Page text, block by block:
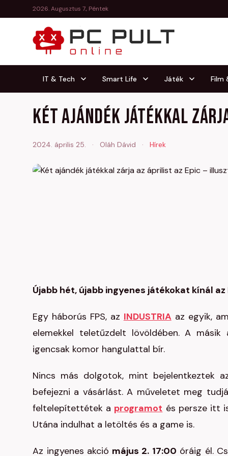
2026. Augusztus 7., Péntek
IT & Tech Smart Life Játék Film
Két ajándék játékkal
2024. április 25. · Oláh Dávid · Hírek
Újabb hét, újabb ingyenes játékokat kínál
Egy háborús FPS, az INDUSTRIAaz egyik,
elemekkel teletűzdelt lövöldében. A másik
igencsak komor hangulattal bír.
Nincs más dolgotok, mint bejelentkeztek
befejezni a vásárlást. A műveletet meg
feltelepítettétek a programot és persze itt
Utána indulhat a letöltés és a game is.
Az ingyenes akció május 2. 17:00 óráig él.